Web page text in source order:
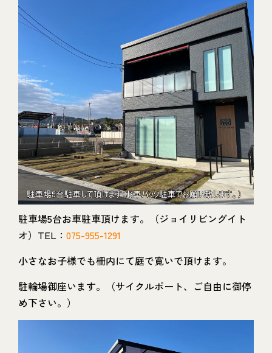
駐車場5台お車駐車頂けます。（ジョイリビングイト
オ）TEL： 075-955-1291
小さなお子様でも柵内にて庭で寛いで頂けます。
駐輪場御座います。（サイクルポート、ご自由に御停
め下さい。）